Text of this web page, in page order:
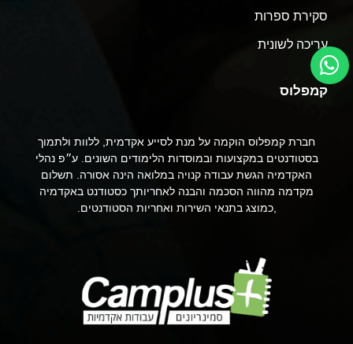
סקירת ספרות
עריכה לשונית
קמפלוס
חברת קמפלוס הוקמה על מנת לסייע אקדמית, ללוות ולתמוך
בסטודנטים במקצועות ובמוסדות הלימודים השונים. ע״פ נהלי
האקדמיה הגשת עבודה קנויה במלואה הינה אסורה. תשלום
מקדמה מהווה הסכמה והבנה לאחריותך כסטודנט באקדמיה
,כמוצג בתנאי השירות ואחריות הסטודנטים.